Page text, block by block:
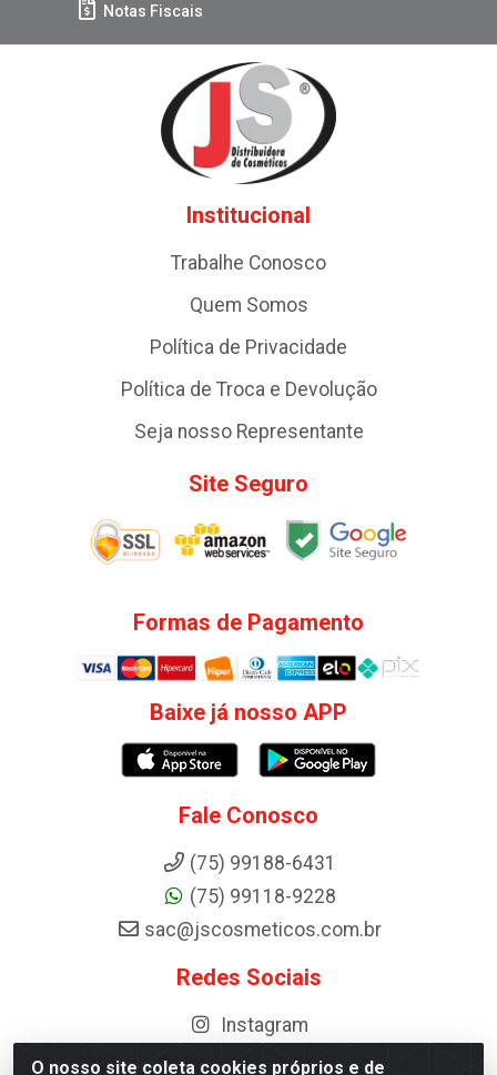
O nosso site coleta cookies próprios e de
Notas Fiscais
Institucional
Trabalhe Conosco
Quem Somos
Política de Privacidade
Política de Troca e Devolução
Seja nosso Representante
Site Seguro
Formas de Pagamento
Baixe já nosso APP
Fale Conosco
(75) 99188-6431
(75) 99118-9228
sac@jscosmeticos.com.br
Redes Sociais
Instagram